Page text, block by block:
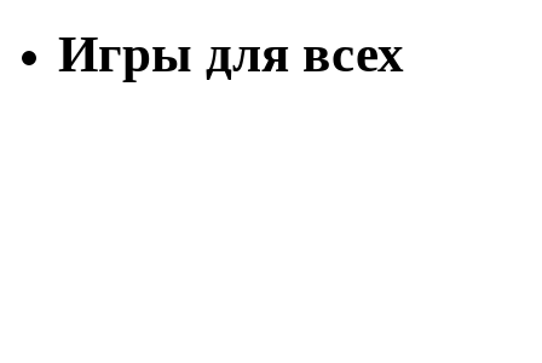
Игры для всех